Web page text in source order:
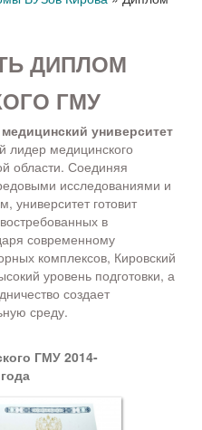
ДИПЛОМ
ГМУ
университет
лидер медицинского
области. Соединяя
исследованиями и
университет готовит
в
современному
комплексов, Кировский
уровень подготовки, а
создает
среду.
ГМУ 2014-